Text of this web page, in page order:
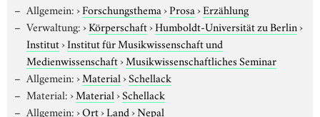
Allgemein:›Forschungsthema›Prosa›Erzählung
Verwaltung:›Körperschaft›Humboldt-Universität zu Berlin›
Institut›Institut für Musikwissenschaft und
Medienwissenschaft›Musikwissenschaftliches Seminar
Allgemein:›Material›Schellack
Material:›Material›Schellack
Allgemein:›Ort›Land›Nepal